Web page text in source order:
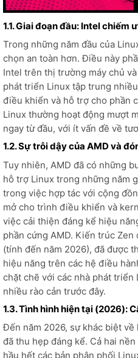
1.1. Giai đoạn đầu: Intel chiếm
Trong những năm đầu của
chọn an toàn hơn. Điều này
Intel trên thị trường máy chủ
phát triển Linux tập trung
điều khiển và hỗ trợ cho phần
Linux thường hoạt động mượt
ngay từ đầu, với ít vấn đề về
1.2. Sự trỗi dậy của AMD và
Tuy nhiên, AMD đã có những
hỗ trợ Linux trong những năm
trong việc hợp tác với cộng
mở cho trình điều khiển và
việc cải thiện đáng kể hiệu
phần cứng AMD. Kiến trúc Zen
(tính đến năm 2026), đã được
hiệu năng trên các hệ điều
chặt chẽ với các nhà phát triển
nhiều rào cản trước đây.
1.3. Tình hình hiện tại (2026):
Đến năm 2026, sự khác biệt
đã thu hẹp đáng kể. Cả hai
hầu hết các bản phân phối